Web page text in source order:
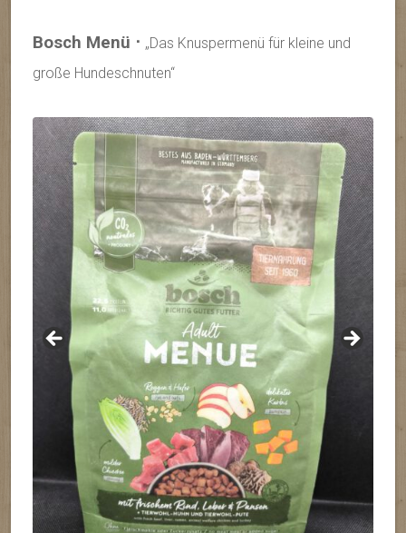
Bosch Menü ⋅ „Das Knuspermenü für kleine und
große Hundeschnuten“